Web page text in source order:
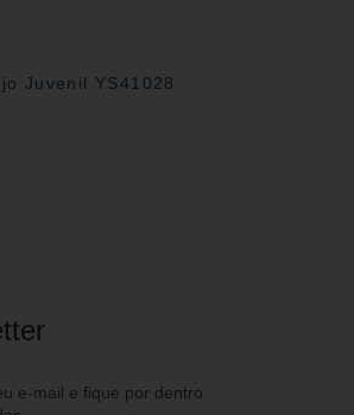
Juvenil YS41028
e-mail e fique por dentro